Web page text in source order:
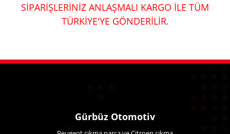
SİPARİŞLERİNİZ ANLAŞMALI KARGO İLE TÜM
TÜRKİYE'YE GÖNDERİLİR.
Gürbüz Otomotiv